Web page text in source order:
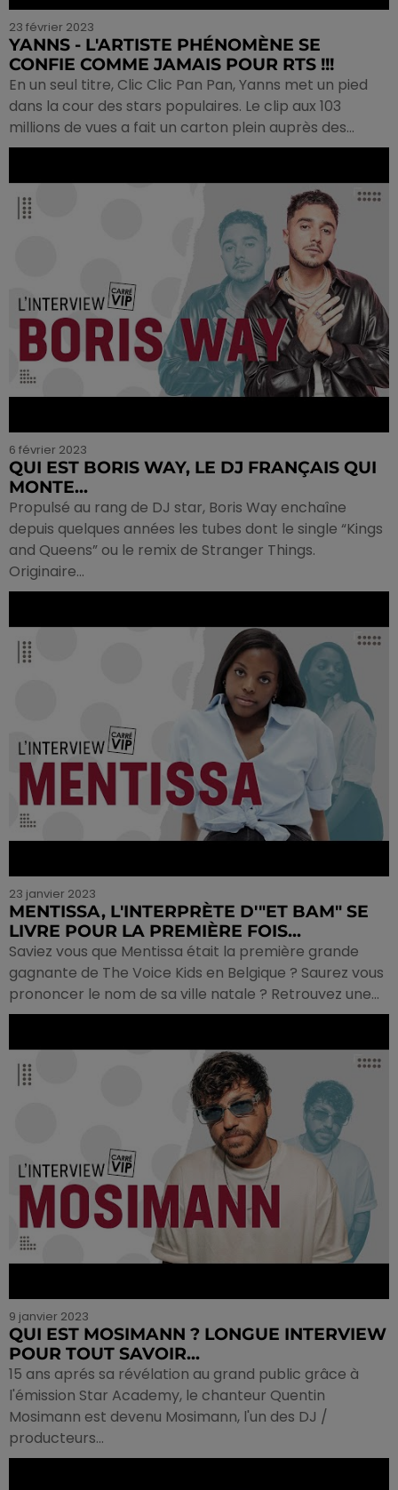
23 février 2023
YANNS - L'ARTISTE PHÉNOMÈNE SE
CONFIE COMME JAMAIS POUR RTS !!!
En un seul titre, Clic Clic Pan Pan, Yanns met un pied
dans la cour des stars populaires. Le clip aux 103
millions de vues a fait un carton plein auprès des...
6 février 2023
QUI EST BORIS WAY, LE DJ FRANÇAIS QUI
MONTE...
Propulsé au rang de DJ star, Boris Way enchaîne
depuis quelques années les tubes dont le single “Kings
and Queens” ou le remix de Stranger Things.
Originaire...
23 janvier 2023
MENTISSA, L'INTERPRÈTE D'"ET BAM" SE
LIVRE POUR LA PREMIÈRE FOIS...
Saviez vous que Mentissa était la première grande
gagnante de The Voice Kids en Belgique ? Saurez vous
prononcer le nom de sa ville natale ? Retrouvez une...
9 janvier 2023
QUI EST MOSIMANN ? LONGUE INTERVIEW
POUR TOUT SAVOIR...
15 ans aprés sa révélation au grand public grâce à
l'émission Star Academy, le chanteur Quentin
Mosimann est devenu Mosimann, l'un des DJ /
producteurs...